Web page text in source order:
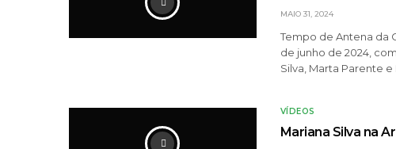
MAIO 31, 2024
Tempo de Antena da
de junho de 2024,
Silva, Marta Parente
VÍDEOS
Mariana Silva na